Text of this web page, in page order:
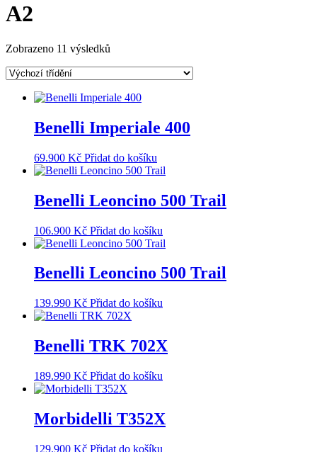
A2
Zobrazeno 11 výsledků
Benelli Imperiale 400
69.900 Kč Přidat do košíku
Benelli Leoncino 500 Trail
106.900 Kč Přidat do košíku
Benelli Leoncino 500 Trail
139.990 Kč Přidat do košíku
Benelli TRK 702X
189.990 Kč Přidat do košíku
Morbidelli T352X
129.900 Kč Přidat do košíku